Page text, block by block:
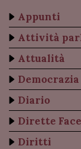
Appunti
Attività
Attualità
Democrazia
Diario
Dirette
Diritti